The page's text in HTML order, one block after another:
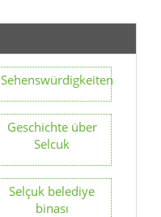
Sehenswürdigkeiten
Geschichte über
Selcuk
Selçuk belediye
binası